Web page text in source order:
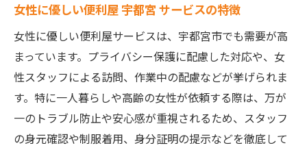
女性に優しい便利屋 宇都宮 サービスの特徴
女性に優しい便利屋サービスは、宇都宮市でも需要が高
まっています。プライバシー保護に配慮した対応や、女
性スタッフによる訪問、作業中の配慮などが挙げられま
す。特に一人暮らしや高齢の女性が依頼する際は、万が
一のトラブル防止や安心感が重視されるため、スタッフ
の身元確認や制服着用、身分証明の提示などを徹底して